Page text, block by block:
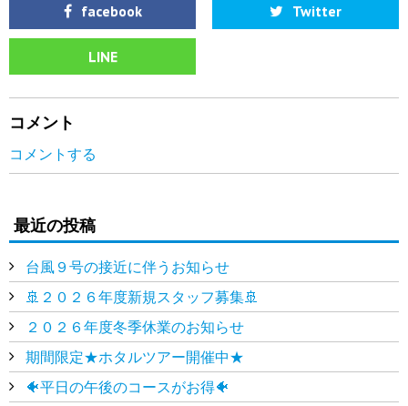
facebook Twitter
LINE
コメント
コメントする
最近の投稿
台風９号の接近に伴うお知らせ
🚢２０２６年度新規スタッフ募集🚢
２０２６年度冬季休業のお知らせ
期間限定★ホタルツアー開催中★
🐠平日の午後のコースがお得🐠